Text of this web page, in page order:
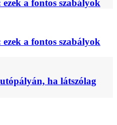
a fontos szabályok
a fontos szabályok
ha látszólag